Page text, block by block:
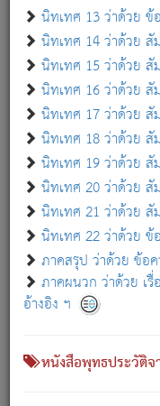
นิทเทศ 13 ว่าด้วย ข้
นิทเทศ 14 ว่าด้วย
นิทเทศ 15 ว่าด้วย สั
นิทเทศ 16 ว่าด้วย สั
นิทเทศ 17 ว่าด้วย สั
นิทเทศ 18 ว่าด้วย สั
นิทเทศ 19 ว่าด้วย สั
นิทเทศ 20 ว่าด้วย สั
นิทเทศ 21 ว่าด้วย สั
นิทเทศ 22 ว่าด้วย ข้
ภาคสรุป ว่าด้วย ข้อ
ภาคผนวก ว่าด้วย เ
อ้างอิง ฯ
หนังสือพุทธประวัติ
เกี่ยวกับธรรมโฆษณ์ออนไ
แม้ระบบ "ธรรมโฆษณ์ออนไ
ผู้ศึกษาก็พึงตรวจสอบกับตั
ก่อนนำข้อมูลไปใช้ในการอ้า
เกี่ยวกับอัตถจารี|เกี่ยวกั
หนังสือที่เกี่ยวข้อง